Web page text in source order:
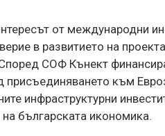
от международни
в развитието на
СОФ Кънект
присъединяването към
инфраструктурни
българската икономика.